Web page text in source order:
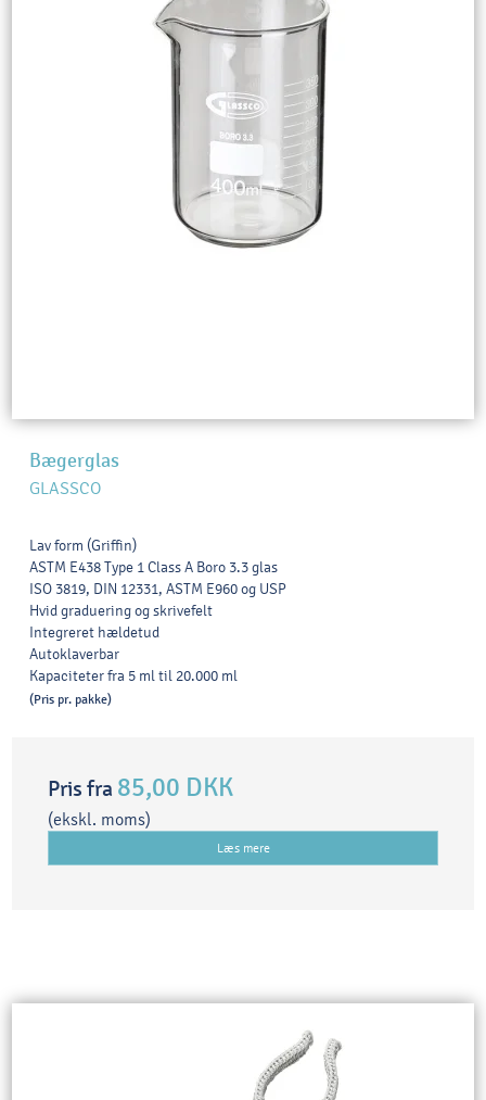
Bægerglas
GLASSCO
Lav form (Griffin)
ASTM E438 Type 1 Class A Boro 3.3 glas
ISO 3819, DIN 12331, ASTM E960 og USP
Hvid graduering og skrivefelt
Integreret hældetud
Autoklaverbar
Kapaciteter fra 5 ml til 20.000 ml
(Pris pr. pakke)
Pris fra 85,00 DKK
(ekskl. moms)
Læs mere